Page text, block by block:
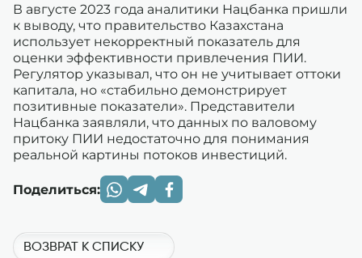
В августе 2023 года аналитики Нацбанка пришли
к выводу, что правительство Казахстана
использует некорректный показатель для
оценки эффективности привлечения ПИИ.
Регулятор указывал, что он не учитывает оттоки
капитала, но «стабильно демонстрирует
позитивные показатели». Представители
Нацбанка заявляли, что данных по валовому
притоку ПИИ недостаточно для понимания
реальной картины потоков инвестиций.
Поделиться:
ВОЗВРАТ К СПИСКУ